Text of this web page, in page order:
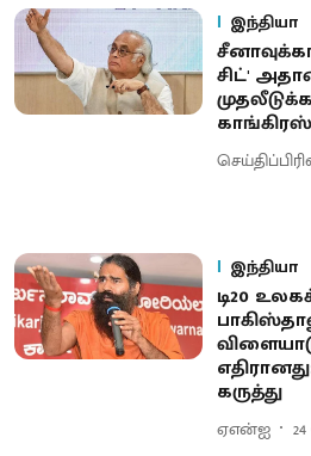
இந்தியா
சிட்'
காங்கிரஸ்
இந்தியா
டி20
கருத்து
ஏஎன்ஐ